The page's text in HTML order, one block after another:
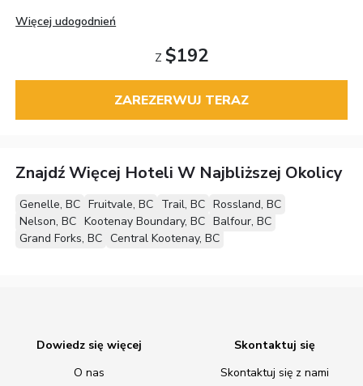
Więcej udogodnień
Z $192
ZAREZERWUJ TERAZ
Znajdź Więcej Hoteli W Najbliższej Okolicy
Genelle, BC Fruitvale, BC Trail, BC Rossland, BC
Nelson, BC Kootenay Boundary, BC Balfour, BC
Grand Forks, BC Central Kootenay, BC
Dowiedz się więcej
O nas
Skontaktuj się
Skontaktuj się z nami